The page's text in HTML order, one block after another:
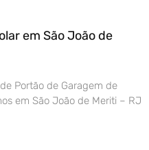
em São João de
Portão de Garagem de
em São João de Meriti – RJ